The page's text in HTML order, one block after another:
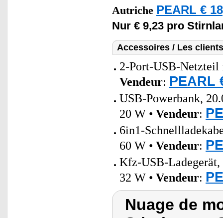
Autriche PEARL €
Nur € 9,23 pro
Accessoires / Les
2-Port-USB-Netzteil
Vendeur: PEARL
USB-Powerbank,
20 W • Vendeur:
6in1-
60 W • Vendeur:
Kfz-USB-
32 W • Vendeur:
Nuage de